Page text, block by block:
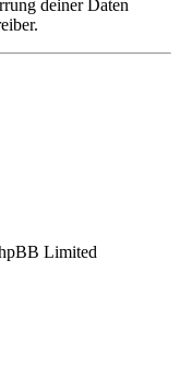
deiner Daten
Limited